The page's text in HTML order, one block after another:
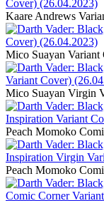
Kaare Andrews
Mico Suayan Variant
Mico Suayan Virgin
Peach Momoko
Peach Momoko